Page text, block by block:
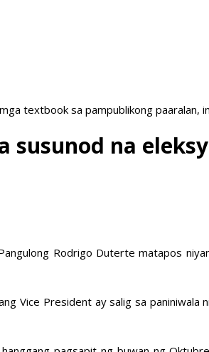
textbook sa pampublikong paaralan,
susunod na
Rodrigo Duterte matapos
Vice President ay salig sa